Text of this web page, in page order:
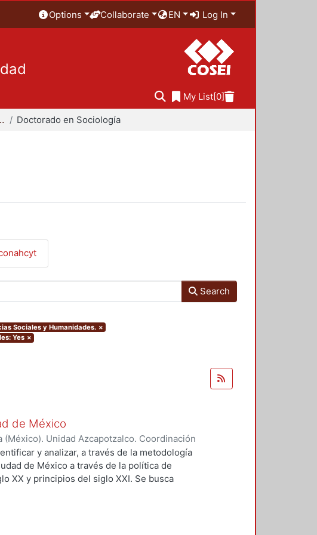
Options Collaborate EN Log In
My List[0]
Sociología Doctorado en Sociología
Search
Sociales y Humanidades. ×
Yes ×
de México
Unidad Azcapotzalco. Coordinación
)Hidalgo Paez, Hector Hernan
y analizar, a través de la metodología
de México a través de la política de
XX y principios del siglo XXI. Se busca